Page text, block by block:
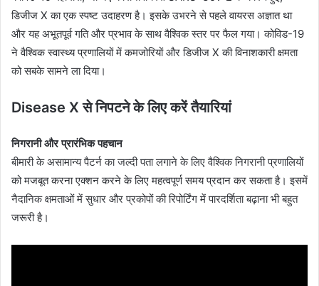
डिजीज X का एक स्पष्ट उदाहरण है। इसके उभरने से पहले वायरस अज्ञात था
और यह अभूतपूर्व गति और प्रभाव के साथ वैश्विक स्तर पर फैल गया। कोविड-19
ने वैश्विक स्वास्थ्य प्रणालियों में कमजोरियों और डिजीज X की विनाशकारी क्षमता
को सबके सामने ला दिया।
Disease X से निपटने के लिए करें तैयारियां
निगरानी और प्रारंभिक पहचान
बीमारी के असामान्य पैटर्न का जल्दी पता लगाने के लिए वैश्विक निगरानी प्रणालियों
को मजबूत करना एक्शन करने के लिए महत्वपूर्ण समय प्रदान कर सकता है। इसमें
नैदानिक ​​क्षमताओं में सुधार और प्रकोपों ​​की रिपोर्टिंग में पारदर्शिता बढ़ाना भी बहुत
जरूरी है।